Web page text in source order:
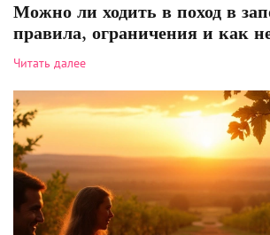
Можно ли ходить в поход в
правила, ограничения и как
закон
Читать далее